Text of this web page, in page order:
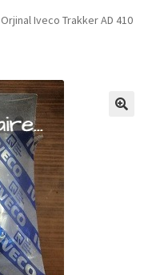
Orjinal Iveco Trakker AD 410